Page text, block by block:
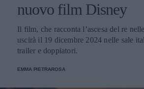
nuovo film Disney
Il film, che racconta l’ascesa del re
uscirà il 19 dicembre 2024 nelle sale
trailer e doppiatori.
EMMA PIETRAROSA